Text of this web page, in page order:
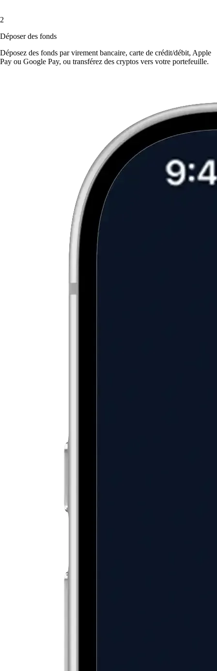
2
Déposer des fonds
Déposez des fonds par virement bancaire, carte de crédit/débit, Apple
Pay ou Google Pay, ou transférez des cryptos vers votre portefeuille.